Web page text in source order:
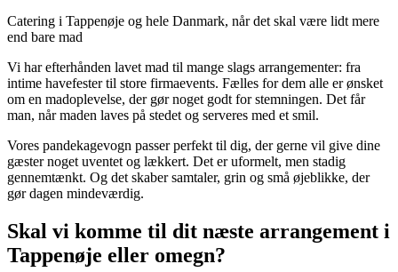
Catering i Tappenøje og hele Danmark, når det skal være lidt mere
end bare mad
Vi har efterhånden lavet mad til mange slags arrangementer: fra
intime havefester til store firmaevents. Fælles for dem alle er ønsket
om en madoplevelse, der gør noget godt for stemningen. Det får
man, når maden laves på stedet og serveres med et smil.
Vores pandekagevogn passer perfekt til dig, der gerne vil give dine
gæster noget uventet og lækkert. Det er uformelt, men stadig
gennemtænkt. Og det skaber samtaler, grin og små øjeblikke, der
gør dagen mindeværdig.
Skal vi komme til dit næste arrangement i
Tappenøje eller omegn?